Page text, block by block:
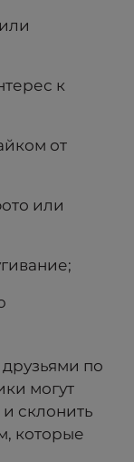
к
от
или
по
могут
склонить
которые